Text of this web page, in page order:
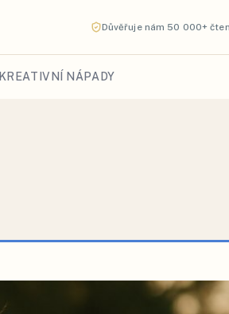
Důvěřuje nám 50 000+
KREATIVNÍ NÁPADY